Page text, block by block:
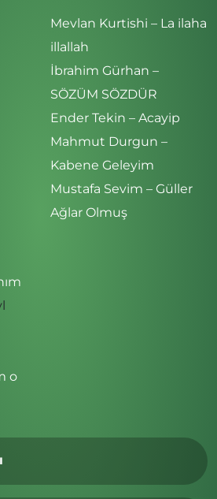
Mevlan Kurtishi – La ilaha
illallah
İbrahim Gürhan –
SÖZÜM SÖZDÜR
Ender Tekin – Acayip
Mahmut Durgun –
Kabene Geleyim
Mustafa Sevim – Güller
Ağlar Olmuş
o